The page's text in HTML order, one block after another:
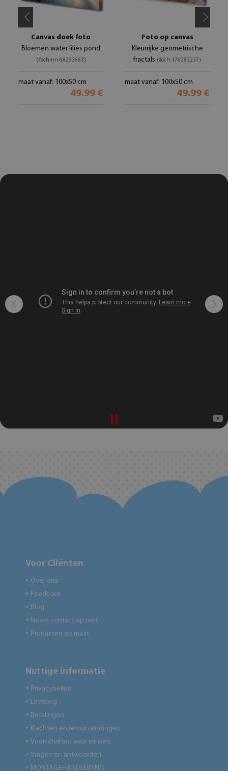
Canvas doek foto
Bloemen water lilies pond
(#och-nn-68293663)
maat vanaf: 100x50 cm
49.99 €
Foto op canvas
Kleurrijke geometrische
fractals (#och-176082237)
maat vanaf: 100x50 cm
49.99 €
Voor Cliënten
● Over ons
● Feedback
● Blog
● Neem contact op met
● Producten op maat
Nuttige informatie
● Privacybeleid
● Levering
● Betalingen
● Klachten en retourzendingen
● Voorschriften voor winkels
● Vragen en antwoorden
● MONTAGEHANDLEIDING